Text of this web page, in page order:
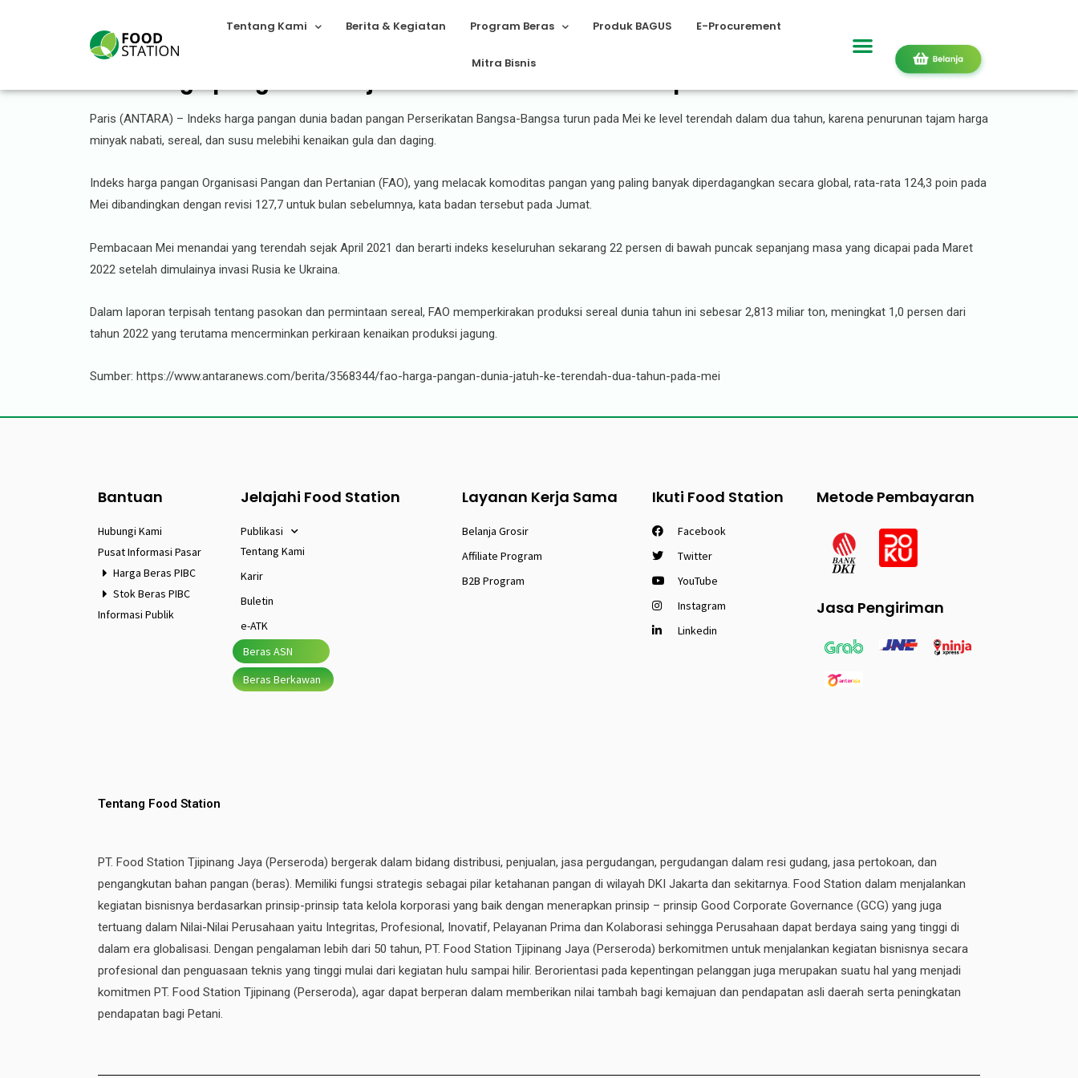
Tentang Kami Berita & Kegiatan Program Beras Produk BAGUS E-Procurement
Mitra Bisnis
FAO: Harga pangan dunia jatuh ke terendah dua tahun pada Mei
Paris (ANTARA) – Indeks harga pangan dunia badan pangan Perserikatan Bangsa-Bangsa turun pada Mei ke level terendah dalam dua tahun, karena penurunan tajam harga
minyak nabati, sereal, dan susu melebihi kenaikan gula dan daging.
Indeks harga pangan Organisasi Pangan dan Pertanian (FAO), yang melacak komoditas pangan yang paling banyak diperdagangkan secara global, rata-rata 124,3 poin pada
Mei dibandingkan dengan revisi 127,7 untuk bulan sebelumnya, kata badan tersebut pada Jumat.
Pembacaan Mei menandai yang terendah sejak April 2021 dan berarti indeks keseluruhan sekarang 22 persen di bawah puncak sepanjang masa yang dicapai pada Maret
2022 setelah dimulainya invasi Rusia ke Ukraina.
Dalam laporan terpisah tentang pasokan dan permintaan sereal, FAO memperkirakan produksi sereal dunia tahun ini sebesar 2,813 miliar ton, meningkat 1,0 persen dari
tahun 2022 yang terutama mencerminkan perkiraan kenaikan produksi jagung.
Sumber: https://www.antaranews.com/berita/3568344/fao-harga-pangan-dunia-jatuh-ke-terendah-dua-tahun-pada-mei
Bantuan
Hubungi Kami
Pusat Informasi Pasar
Harga Beras PIBC
Stok Beras PIBC
Informasi Publik
Jelajahi Food Station
Publikasi
Tentang Kami
Karir
Buletin
e-ATK
Beras ASN
Beras Berkawan
Layanan Kerja Sama
Belanja Grosir
Affiliate Program
B2B Program
Ikuti Food Station
Facebook
Twitter
YouTube
Instagram
Linkedin
Metode Pembayaran
Jasa Pengiriman
Tentang Food Station
PT. Food Station Tjipinang Jaya (Perseroda) bergerak dalam bidang distribusi, penjualan, jasa pergudangan, pergudangan dalam resi gudang, jasa pertokoan, dan
pengangkutan bahan pangan (beras). Memiliki fungsi strategis sebagai pilar ketahanan pangan di wilayah DKI Jakarta dan sekitarnya. Food Station dalam menjalankan
kegiatan bisnisnya berdasarkan prinsip-prinsip tata kelola korporasi yang baik dengan menerapkan prinsip – prinsip Good Corporate Governance (GCG) yang juga
tertuang dalam Nilai-Nilai Perusahaan yaitu Integritas, Profesional, Inovatif, Pelayanan Prima dan Kolaborasi sehingga Perusahaan dapat berdaya saing yang tinggi di
dalam era globalisasi. Dengan pengalaman lebih dari 50 tahun, PT. Food Station Tjipinang Jaya (Perseroda) berkomitmen untuk menjalankan kegiatan bisnisnya secara
profesional dan penguasaan teknis yang tinggi mulai dari kegiatan hulu sampai hilir. Berorientasi pada kepentingan pelanggan juga merupakan suatu hal yang menjadi
komitmen PT. Food Station Tjipinang (Perseroda), agar dapat berperan dalam memberikan nilai tambah bagi kemajuan dan pendapatan asli daerah serta peningkatan
pendapatan bagi Petani.